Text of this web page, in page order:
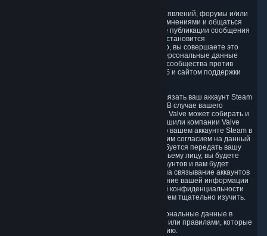
5.5. В Сообществе Steam имеются доски объявлений, форумы и/или
чаты, где пользователи могут обмениваться мнениями и общаться
друг с другом. Обратите внимание, что после публикации сообщения
на доске, форуме или в чате это сообщение становится
общедоступным в интернете; следовательно, вы совершаете это
действие на свой страх и риск. Если ваши Персональные данные
опубликованы на одном из форумов нашего сообщества против
вашей воли, воспользуйтесь функцией жалоб и сайтом поддержки
5.6. Компания Valve может разрешить вам связать ваш аккаунт Steam
с аккаунтом, предложенным третьим лицом. В случае вашего
согласия на связывание аккаунтов компания Valve может собирать и
объединять информацию, которую вы разрешили компании Valve
получать от третьего лица, с информацией о вашем аккаунте Steam в
той степени, насколько это допускается вашим согласием на данный
момент. Если для связывания аккаунтов требуется передать вашу
личную информацию от компании Valve третьему лицу, вы будете
информированы об этом до связывания аккаунтов и вам будет
предоставлена возможность дать согласие на связывание аккаунтов
и передачу вашей информации. Использование вашей информации
третьим лицом регламентируется политикой конфиденциальности
такого третьего лица, которую мы рекомендуем тщательно изучить.
5.7. Компания Valve может раскрывать Персональные данные в
соответствии с судебными распоряжениями или правилами, которые
обязывают нас раскрывать такую информацию.